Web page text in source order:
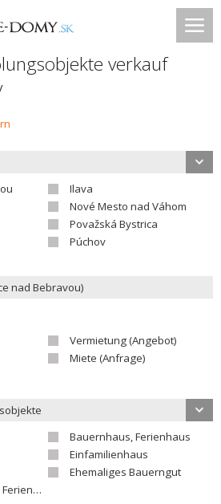
verkauf
Ilava
Nové Mesto nad Váhom
Považská Bystrica
Púchov
Vermietung (Angebot)
Miete (Anfrage)
Bauernhaus, Ferienhaus
Einfamilienhaus
Ehemaliges Bauerngut